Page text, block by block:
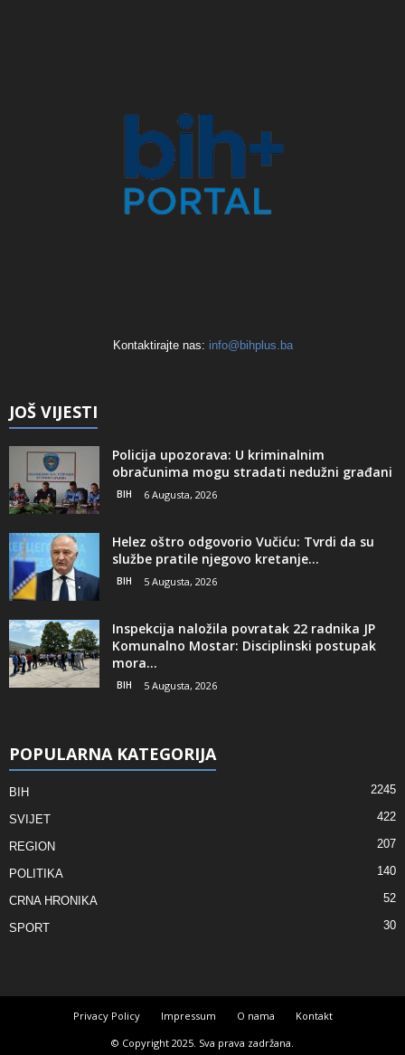
Kontaktirajte nas: info@bihplus.ba
JOŠ VIJESTI
Policija upozorava: U kriminalnim
obračunima mogu stradati nedužni građani
BIH 6 Augusta, 2026
Helez oštro odgovorio Vučiću: Tvrdi da su
službe pratile njegovo kretanje...
BIH 5 Augusta, 2026
Inspekcija naložila povratak 22 radnika JP
Komunalno Mostar: Disciplinski postupak
mora...
BIH 5 Augusta, 2026
POPULARNA KATEGORIJA
BIH 2245
SVIJET 422
REGION 207
POLITIKA 140
CRNA HRONIKA 52
SPORT 30
Privacy Policy Impressum O nama
Kontakt
© Copyright 2025. Sva prava zadržana.